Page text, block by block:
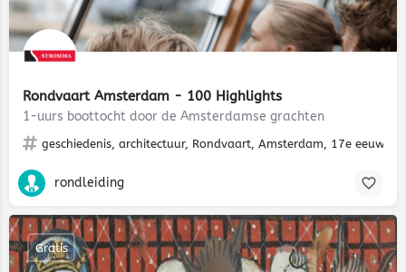
Rondvaart Amsterdam - 100 Highlights
1-uurs boottocht door de Amsterdamse grachten
geschiedenis, architectuur, Rondvaart, Amsterdam, 17e eeuw,
rondleiding
Gratis